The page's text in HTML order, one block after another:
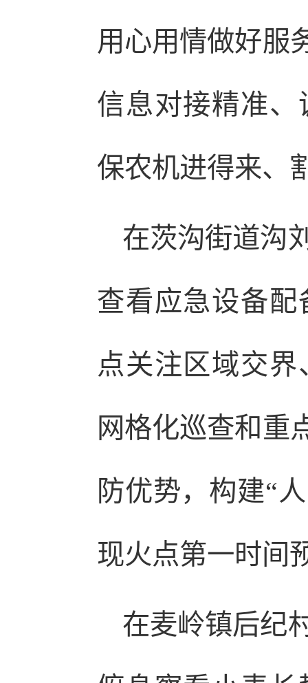
用心用情做好服
信息对接精准
保农机进得来、
在茨沟街道沟
查看应急设备
点关注区域交
网格化巡查和重
防优势，构建“
现火点第一时间
在麦岭镇后纪